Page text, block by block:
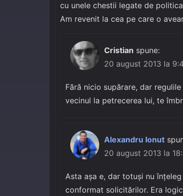
cu unele chestii legate de
Am revenit la cea pe care o
Cristian spune:
20 august 2013 la
Fără nicio supărare, dar
vecinul la petrecerea lui, te
Alexandru Ionut
20 august 2013 la
Asta așa e, dar totuși nu
conformat solicitărilor. Era